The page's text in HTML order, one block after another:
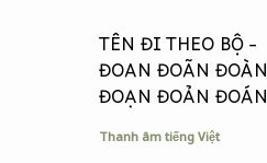
TÊN ĐI THEO BỘ –
ĐOAN ĐOÃN ĐOÀN
ĐOẠN ĐOẢN ĐOÁN
Thanh âm tiếng Việt